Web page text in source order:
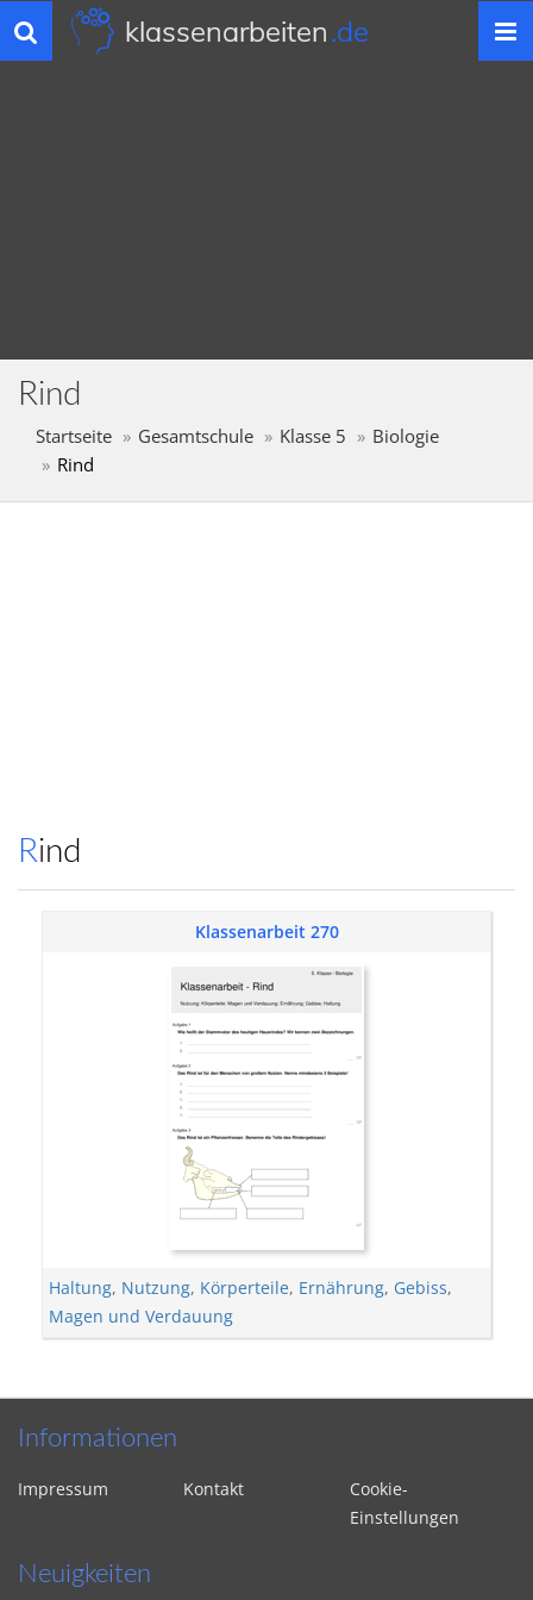
Toggle
navigation
klassenarbeiten.de
Rind
Startseite Gesamtschule Klasse 5
Biologie
Rind
Rind
Klassenarbeit 270
Haltung, Nutzung, Körperteile, Ernährung, Gebiss,
Magen und Verdauung
Informationen
Impressum Kontakt
Cookie-
Einstellungen
Neuigkeiten